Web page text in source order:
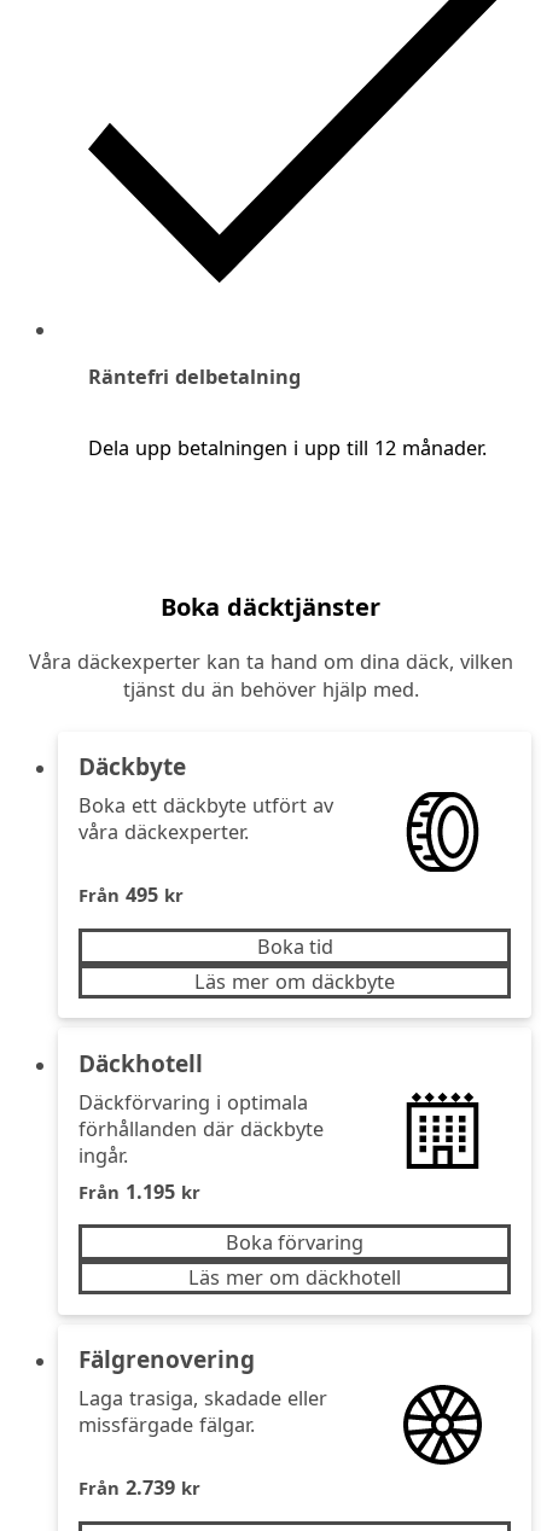
Räntefri delbetalning
Dela upp betalningen i upp till 12 månader.
Boka däcktjänster
Våra däckexperter kan ta hand om dina däck, vilken
tjänst du än behöver hjälp med.
Däckbyte
Boka ett däckbyte utfört av
våra däckexperter.
Från 495kr
Boka tid
Läs mer om däckbyte
Däckhotell
Däckförvaring i optimala
förhållanden där däckbyte
ingår.
Från 1.195kr
Boka förvaring
Läs mer om däckhotell
Fälgrenovering
Laga trasiga, skadade eller
missfärgade fälgar.
Från 2.739kr